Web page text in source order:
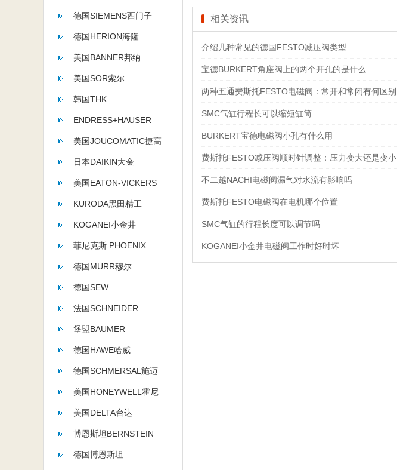
德国SIEMENS西门子
德国HERION海隆
美国BANNER邦纳
美国SOR索尔
韩国THK
ENDRESS+HAUSER
美国JOUCOMATIC捷高
日本DAIKIN大金
美国EATON-VICKERS
KURODA黑田精工
KOGANEI小金井
菲尼克斯 PHOENIX
CONTACT
德国MURR穆尔
德国SEW
法国SCHNEIDER
堡盟BAUMER
德国HAWE哈威
德国SCHMERSAL施迈
赛
美国HONEYWELL霍尼
韦尔
美国DELTA台达
博恩斯坦BERNSTEIN
德国博恩斯坦
相关资讯
介绍几种常见的德国FESTO减压阀类型
宝德BURKERT角座阀上的两个开孔的是什么
两种五通费斯托FESTO电磁阀：常开和常闭有何区别
SMC气缸行程长可以缩短缸筒
BURKERT宝德电磁阀小孔有什么用
费斯托FESTO减压阀顺时针调整：压力变大还是变小
不二越NACHI电磁阀漏气对水流有影响吗
费斯托FESTO电磁阀在电机哪个位置
SMC气缸的行程长度可以调节吗
KOGANEI小金井电磁阀工作时好时坏